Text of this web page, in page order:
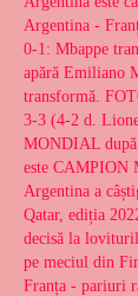
Argentina -
0-1: Mbappe
apără Emiliano
transformă.
3-3 (4-2 d.
MONDIAL
este CAMPION
Argentina a
Qatar, ediția
decisă la
pe meciul din
Franța - pariuri